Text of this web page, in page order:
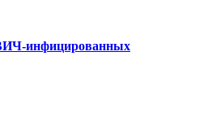
инфицированных